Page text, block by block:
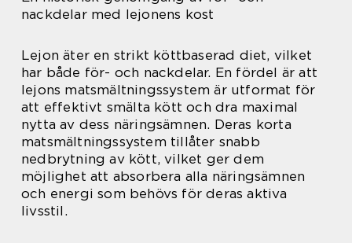
nackdelar med lejonens kost
Lejon äter en strikt köttbaserad diet, vilket
har både för- och nackdelar. En fördel är att
lejons matsmältningssystem är utformat för
att effektivt smälta kött och dra maximal
nytta av dess näringsämnen. Deras korta
matsmältningssystem tillåter snabb
nedbrytning av kött, vilket ger dem
möjlighet att absorbera alla näringsämnen
och energi som behövs för deras aktiva
livsstil.